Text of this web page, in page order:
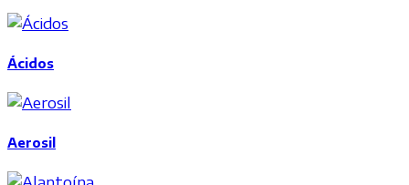
Ácidos
Aerosil